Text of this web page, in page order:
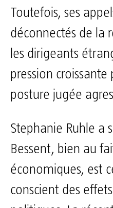
Toutefois, ses
déconnectés de la
les dirigeants
pression
posture jugée
Stephanie Ruhle a
Bessent, bien au
économiques, est
conscient des